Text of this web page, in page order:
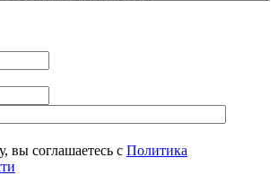
вы соглашаетесь с Политика